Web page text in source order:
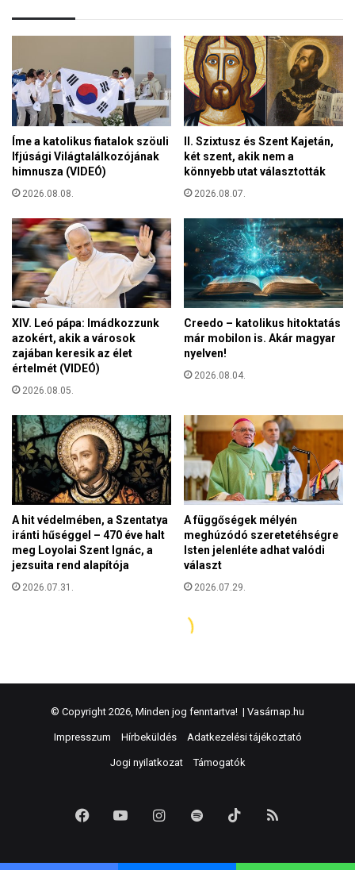
© Copyright 2026, Minden jog fenntartva! | Vasárnap.hu
Impresszum Hírbeküldés Adatkezelési tájékoztató
Jogi nyilatkozat Támogatók
FacebookYouTubeInstagram
Spotify TikTok